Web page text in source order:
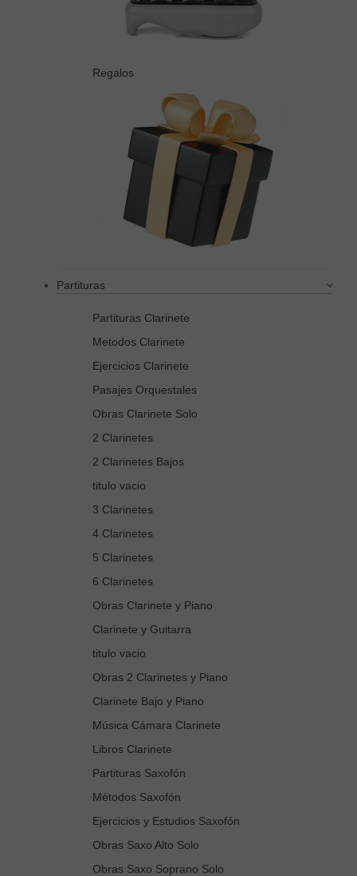
Regalos
Partituras
Partituras Clarinete
Metodos Clarinete
Ejercicios Clarinete
Pasajes Orquestales
Obras Clarinete Solo
2 Clarinetes
2 Clarinetes Bajos
titulo vacio
3 Clarinetes
4 Clarinetes
5 Clarinetes
6 Clarinetes
Obras Clarinete y Piano
Clarinete y Guitarra
titulo vacio
Obras 2 Clarinetes y Piano
Clarinete Bajo y Piano
Música Cámara Clarinete
Libros Clarinete
Partituras Saxofón
Métodos Saxofón
Ejercicios y Estudios Saxofón
Obras Saxo Alto Solo
Obras Saxo Soprano Solo